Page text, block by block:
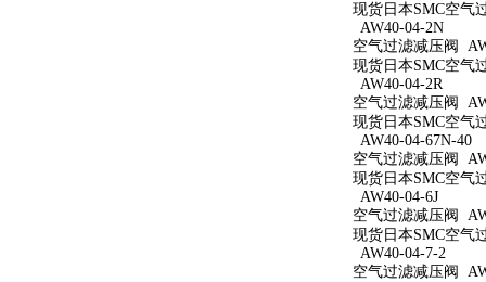
现货日本SMC空气
AW40-04-2N
空气过滤减压阀
现货日本SMC空气
AW40-04-2R
空气过滤减压阀
现货日本SMC空气
AW40-04-67N-40
空气过滤减压阀
现货日本SMC空气
AW40-04-6J
空气过滤减压阀
现货日本SMC空气
AW40-04-7-2
空气过滤减压阀